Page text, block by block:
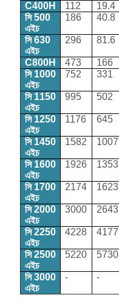
C400H 112 19.4
সি 500
এইচ
186 40.8
সি 630
এইচ
296 81.6
C800H 473 166
সি 1000
এইচ
752 331
সি 1150
এইচ
995 502
সি 1250
এইচ
1176 645
সি 1450
এইচ
1582 1007
সি 1600
এইচ
1926 1353
সি 1700
এইচ
2174 1623
সি 2000
এইচ
3000 2643
সি 2250
এইচ
4228 4177
সি 2500
এইচ
5220 5730
সি 3000
এইচ
- -